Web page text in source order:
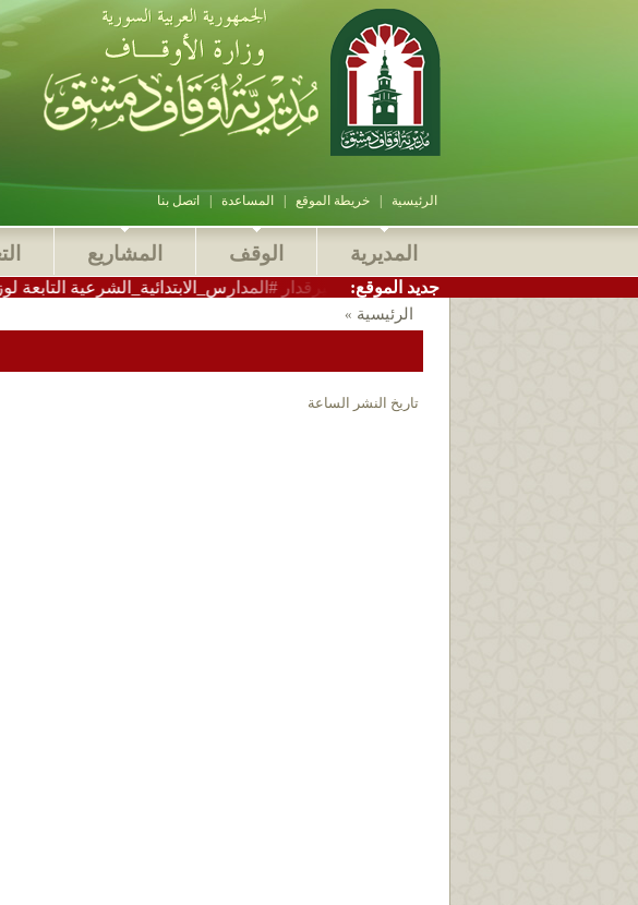
الرئيسية |خريطة الموقع المساعدة اتصل بنا
المديرية الوقف المشاريع
الاستاذ سامر بيرقدار #المدارس_الابتدائية_الشرعية التابعة لوزارة
:جديد الموقع
الرئيسية »
تاريخ النشر الساعة